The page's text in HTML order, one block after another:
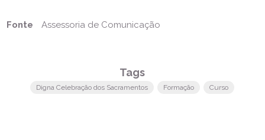
Fonte Assessoria de Comunicação
Tags
Digna Celebração dos Sacramentos Formação Curso